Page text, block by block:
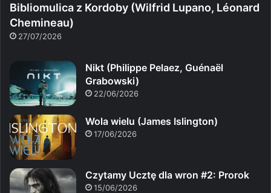
Bibliomulica z Kordoby (Wilfrid Lupano, Léonard
Chemineau)
27/07/2026
Nikt (Philippe Pelaez, Guénaël
Grabowski)
22/06/2026
Wola wielu (James Islington)
17/06/2026
Czytamy Ucztę dla wron #2: Prorok
15/06/2026